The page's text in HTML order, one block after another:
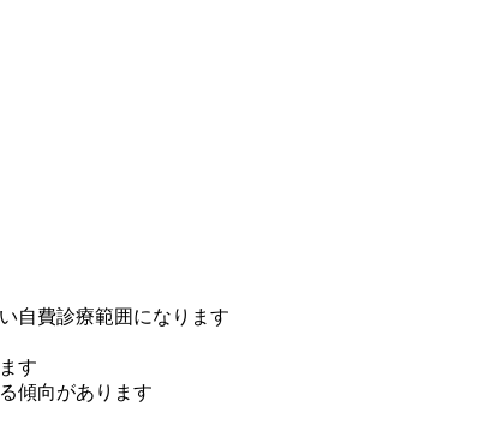
自費診療範囲になります
す
傾向があります